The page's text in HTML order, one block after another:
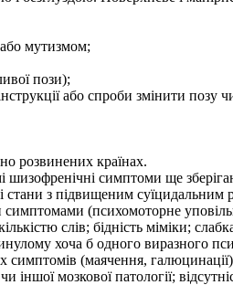
мутизмом;
пози);
або спроби змінити позу
розвинених країнах.
симптоми ще
стани з підвищеним суїцидальним
(психомоторне
слів; бідність міміки;
хоча б одного виразного
симптомів (маячення,
мозкової патології;